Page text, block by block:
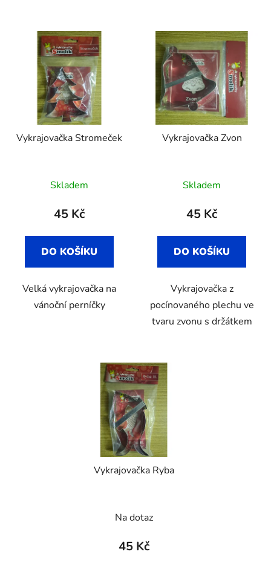
Vykrajovačka Stromeček
Skladem
45 Kč
DO KOŠÍKU
Velká vykrajovačka na
vánoční perníčky
Vykrajovačka Zvon
Skladem
45 Kč
DO KOŠÍKU
Vykrajovačka z
pocínovaného plechu ve
tvaru zvonu s držátkem
Vykrajovačka Ryba
Na dotaz
45 Kč